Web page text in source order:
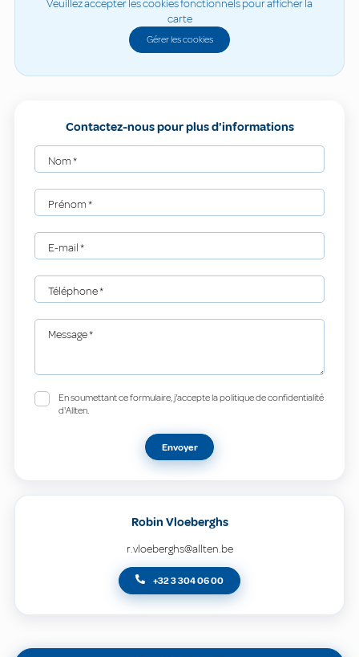
Veuillez accepter les cookies fonctionnels pour afficher la
carte
Gérer les cookies
Contactez-nous pour plus d'informations
Nom*
Prénom*
E-mail*
Téléphone*
Message*
En soumettant ce formulaire, j'accepte la politique de confidentialité
d'Allten.
Envoyer
Robin Vloeberghs
r.vloeberghs@allten.be
+32 3 304 06 00